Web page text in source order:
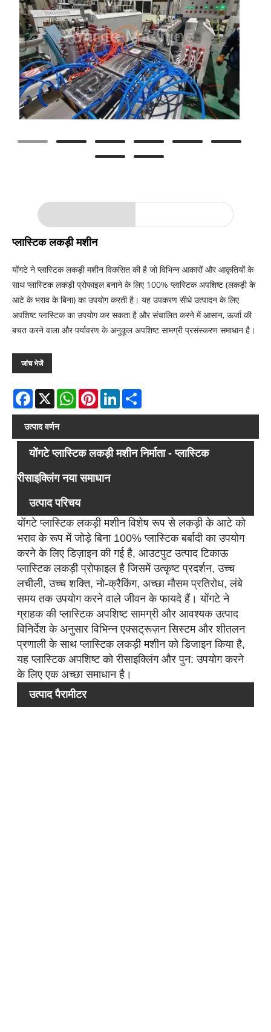
प्लास्टिक लकड़ी मशीन
योंगटे ने प्लास्टिक लकड़ी मशीन विकसित की है जो विभिन्न आकारों और आकृतियों के
साथ प्लास्टिक लकड़ी प्रोफाइल बनाने के लिए 100% प्लास्टिक अपशिष्ट (लकड़ी के
आटे के भराव के बिना) का उपयोग करती है। यह उपकरण सीधे उत्पादन के लिए
अपशिष्ट प्लास्टिक का उपयोग कर सकता है और संचालित करने में आसान, ऊर्जा की
बचत करने वाला और पर्यावरण के अनुकूल अपशिष्ट सामग्री प्रसंस्करण समाधान है।
जांच भेजें
Facebook
X WhatsAppPinterestLinkedIn
उत्पाद वर्णन
योंगटे प्लास्टिक लकड़ी मशीन निर्माता - प्लास्टिक
रीसाइक्लिंग नया समाधान
उत्पाद परिचय
योंगटे प्लास्टिक लकड़ी मशीन विशेष रूप से लकड़ी के आटे को
भराव के रूप में जोड़े बिना 100% प्लास्टिक बर्बादी का उपयोग
करने के लिए डिज़ाइन की गई है, आउटपुट उत्पाद टिकाऊ
प्लास्टिक लकड़ी प्रोफाइल है जिसमें उत्कृष्ट प्रदर्शन, उच्च
लचीली, उच्च शक्ति, नो-क्रैकिंग, अच्छा मौसम प्रतिरोध, लंबे
समय तक उपयोग करने वाले जीवन के फायदे हैं। योंगटे ने
ग्राहक की प्लास्टिक अपशिष्ट सामग्री और आवश्यक उत्पाद
विनिर्देश के अनुसार विभिन्न एक्सट्रूज़न सिस्टम और शीतलन
प्रणाली के साथ प्लास्टिक लकड़ी मशीन को डिजाइन किया है,
यह प्लास्टिक अपशिष्ट को रीसाइक्लिंग और पुन: उपयोग करने
के लिए एक अच्छा समाधान है।
उत्पाद पैरामीटर